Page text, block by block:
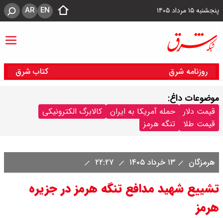
پنجشنبه ۱۵ مرداد ۱۴۰۵ EN
AR
روزنامه شرق کتاب شرق
موضوعات داغ:
قیمت دلار حمله آمریکا به ایران
کالابرگ الکترونیکی
قیمت طلا
تنگه هرمز
هرمزگان ۱۳ خرداد ۱۴۰۵
تشییع شهید مدافع تنگه هرمز در جزیره
هرمز